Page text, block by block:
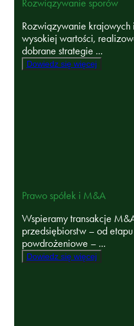
Rozwiązywanie sporów
Rozwiązywanie krajowych
wysokiej wartości,
dobrane strategie ...
Dowiedz się więcej
Prawo spółek i M&A
Wspieramy transakcje
przedsiębiorstw – od
powdrożeniowe – ...
Dowiedz się więcej